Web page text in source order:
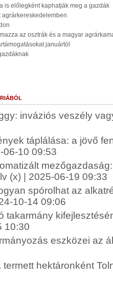
is előlegként kaphatják meg a gazdák
az osztrák és a magyar
januártól
inváziós veszély
táplálása: a jövő
06-10 09:53
(x) | 2025-06-19 09:33
spórolhat az
10-14 09:06
takarmány
10:30
eszközei az
hektáronként